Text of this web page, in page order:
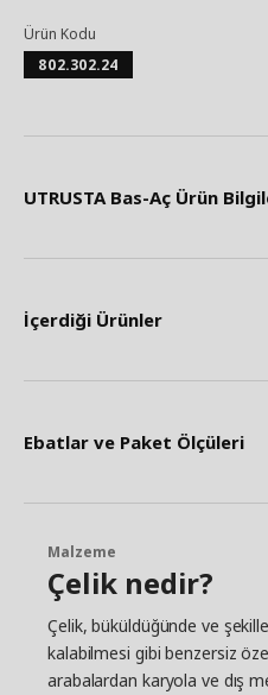
Ürün Kodu
802.302.24
UTRUSTA Bas-Aç Ürün
İçerdiği Ürünler
Ebatlar ve Paket Ölçüleri
Malzeme
Çelik nedir?
Çelik, büküldüğünde ve
kalabilmesi gibi benzersiz
arabalardan karyola ve dış